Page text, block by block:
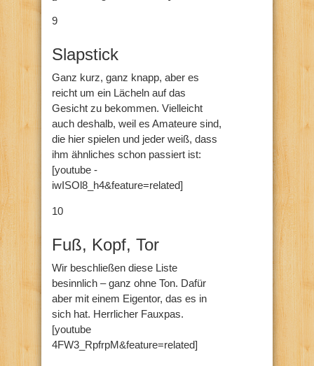
9
Slapstick
Ganz kurz, ganz knapp, aber es
reicht um ein Lächeln auf das
Gesicht zu bekommen. Vielleicht
auch deshalb, weil es Amateure sind,
die hier spielen und jeder weiß, dass
ihm ähnliches schon passiert ist:
[youtube -
iwISOl8_h4&feature=related]
10
Fuß, Kopf, Tor
Wir beschließen diese Liste
besinnlich – ganz ohne Ton. Dafür
aber mit einem Eigentor, das es in
sich hat. Herrlicher Fauxpas.
[youtube
4FW3_RpfrpM&feature=related]